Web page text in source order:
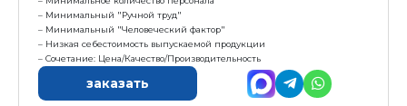
Установленная мощность: 22,4кВт
Масса: 3 510 кг
Режим работы: полуавтоматический
Вибропресс+смеситель+конвейер=минимальная